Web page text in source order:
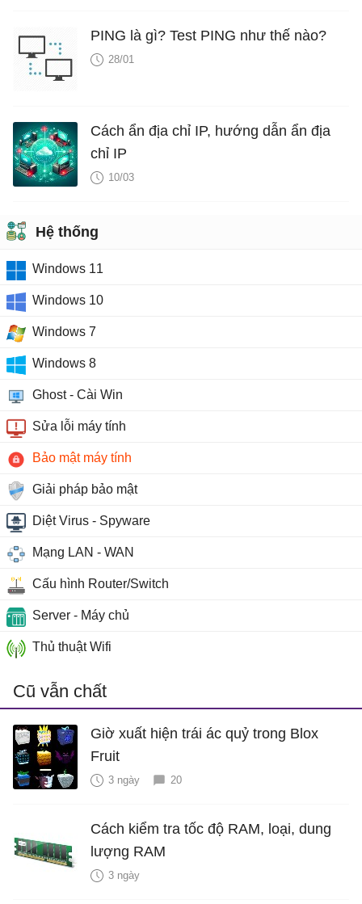
PING là gì? Test PING như thế nào?
28/01
Cách ẩn địa chỉ IP, hướng dẫn ẩn địa
chỉ IP
10/03
Hệ thống
Windows 11
Windows 10
Windows 7
Windows 8
Ghost - Cài Win
Sửa lỗi máy tính
Bảo mật máy tính
Giải pháp bảo mật
Diệt Virus - Spyware
Mạng LAN - WAN
Cấu hình Router/Switch
Server - Máy chủ
Thủ thuật Wifi
Cũ vẫn chất
Giờ xuất hiện trái ác quỷ trong Blox
Fruit
3 ngày 20
Cách kiểm tra tốc độ RAM, loại, dung
lượng RAM
3 ngày